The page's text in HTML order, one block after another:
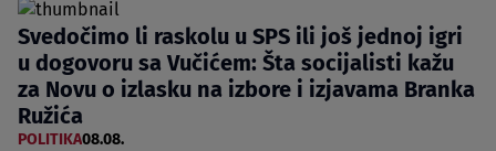
Svedočimo li raskolu u SPS ili još jednoj igri
u dogovoru sa Vučićem: Šta socijalisti kažu
za Novu o izlasku na izbore i izjavama Branka
Ružića
POLITIKA08.08.